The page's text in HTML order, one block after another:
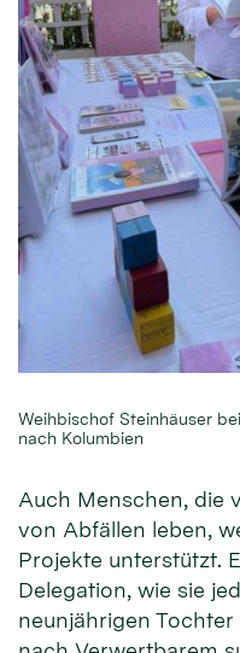
Weihbischof Steinhäuser
nach Kolumbien
Auch Menschen, die
von Abfällen leben,
Projekte unterstützt.
Delegation, wie sie
neunjährigen